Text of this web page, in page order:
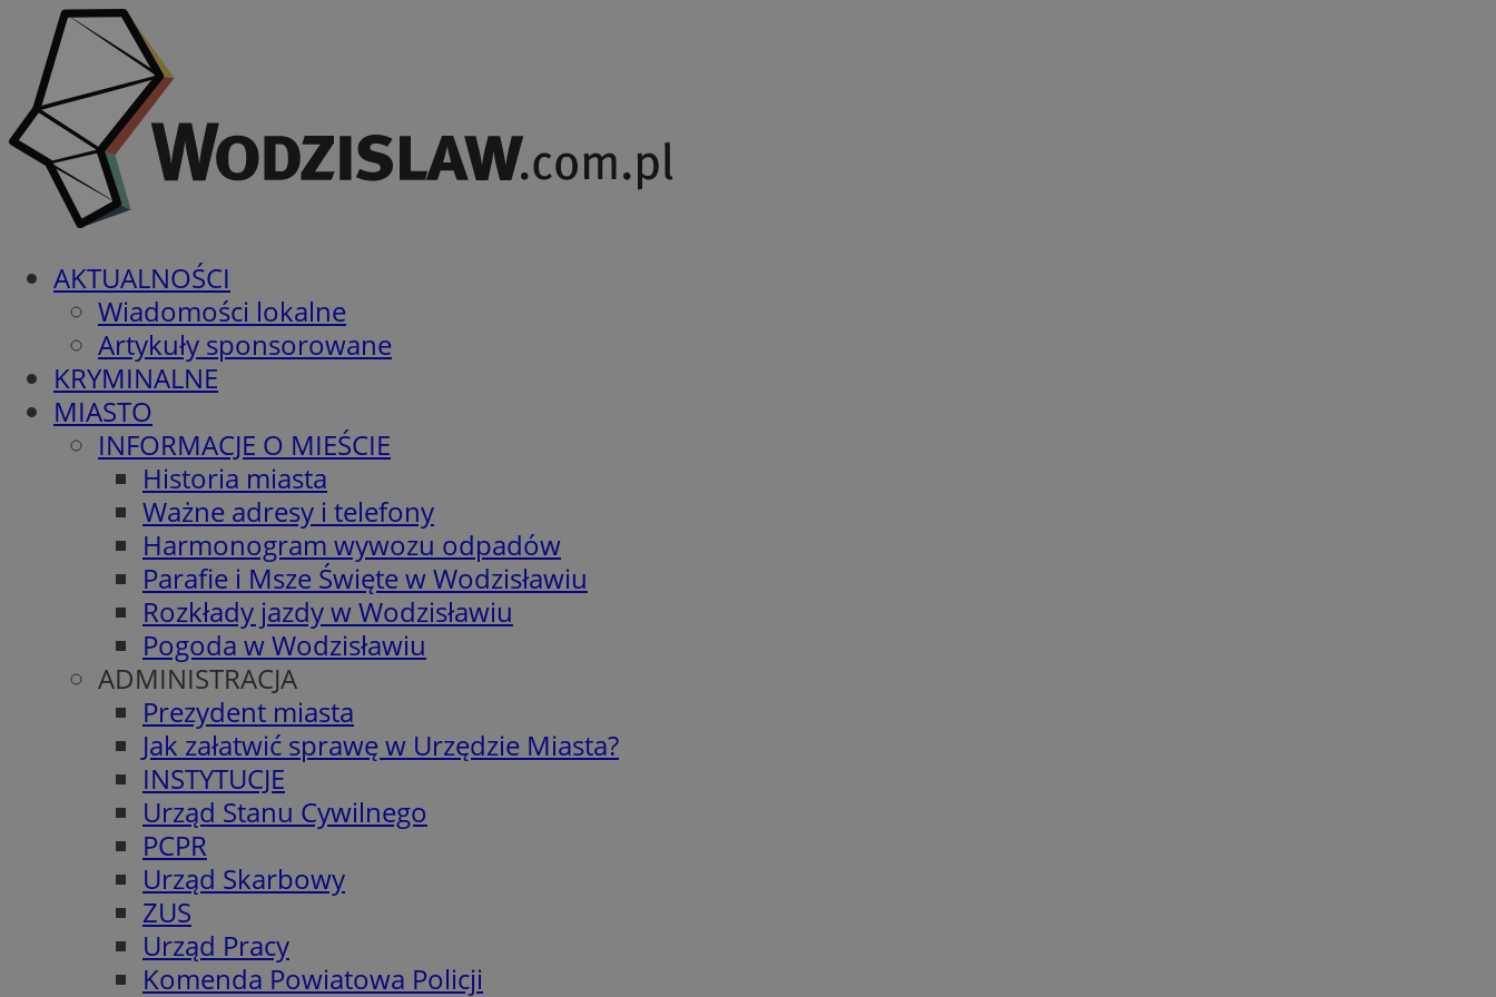
AKTUALNOŚCI
Wiadomości lokalne
Artykuły sponsorowane
KRYMINALNE
MIASTO
INFORMACJE O MIEŚCIE
Historia miasta
Ważne adresy i telefony
Harmonogram wywozu odpadów
Parafie i Msze Święte w Wodzisławiu
Rozkłady jazdy w Wodzisławiu
Pogoda w Wodzisławiu
ADMINISTRACJA
Prezydent miasta
Jak załatwić sprawę w Urzędzie Miasta?
INSTYTUCJE
Urząd Stanu Cywilnego
PCPR
Urząd Skarbowy
ZUS
Urząd Pracy
Komenda Powiatowa Policji